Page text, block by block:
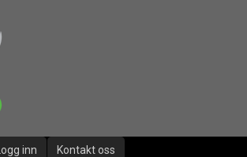
Logg inn Kontakt oss